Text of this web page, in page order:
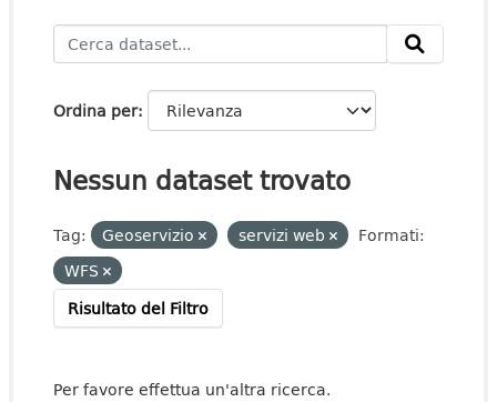
Ordina per
Nessun dataset trovato
Tag: Geoservizio servizi web
Formati:
WFS
Risultato del Filtro
Per favore effettua un'altra ricerca.